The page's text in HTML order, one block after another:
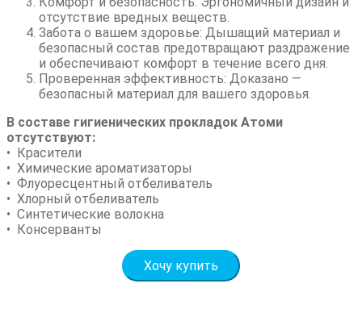
отсутствие вредных веществ.
Забота о вашем здоровье: Дышащий материал и
безопасный состав предотвращают раздражение
и обеспечивают комфорт в течение всего дня.
Проверенная эффективность: Доказано —
безопасный материал для вашего здоровья.
В составе гигиенических прокладок Атоми
отсутствуют:
• Красители
• Химические ароматизаторы
• Флуоресцентный отбеливатель
• Хлорный отбеливатель
• Синтетические волокна
• Консерванты
Хочу купить